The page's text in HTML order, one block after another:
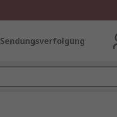
Sendungsverfolgung